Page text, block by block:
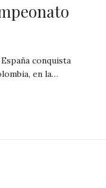
conquista
en la…